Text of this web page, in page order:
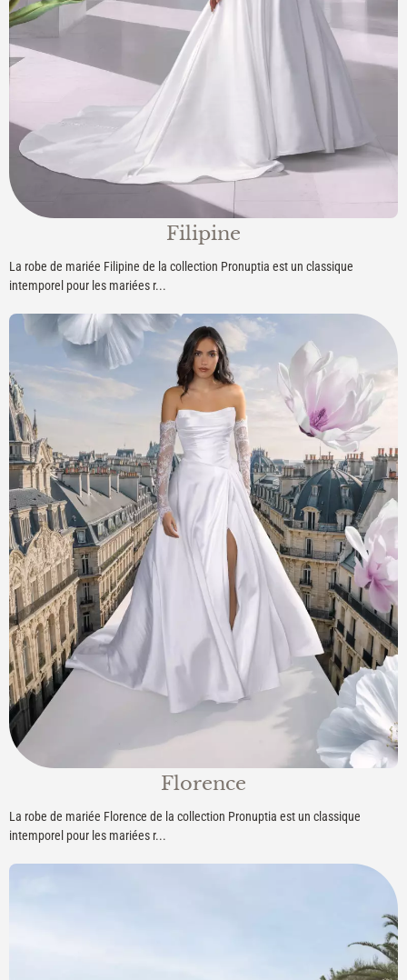
Filipine
La robe de mariée Filipine de la collection Pronuptia est un classique
intemporel pour les mariées r...
Florence
La robe de mariée Florence de la collection Pronuptia est un classique
intemporel pour les mariées r...